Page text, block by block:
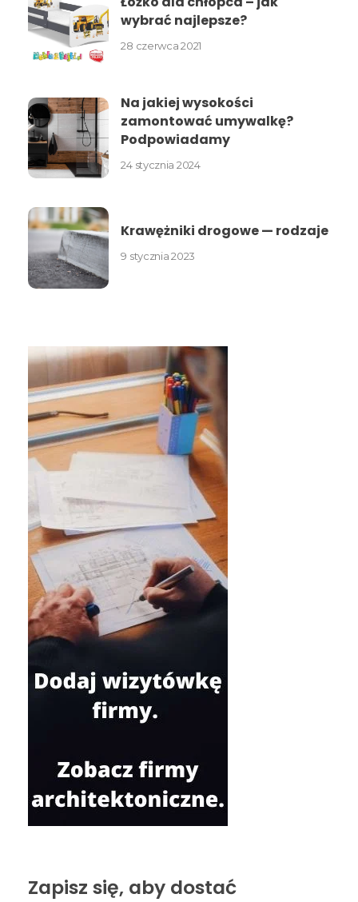
wybrać najlepsze?
28 czerwca 2021
Na jakiej wysokości
zamontować umywalkę?
Podpowiadamy
24 stycznia 2024
Krawężniki drogowe — rodzaje
9 stycznia 2023
Zapisz się, aby dostać